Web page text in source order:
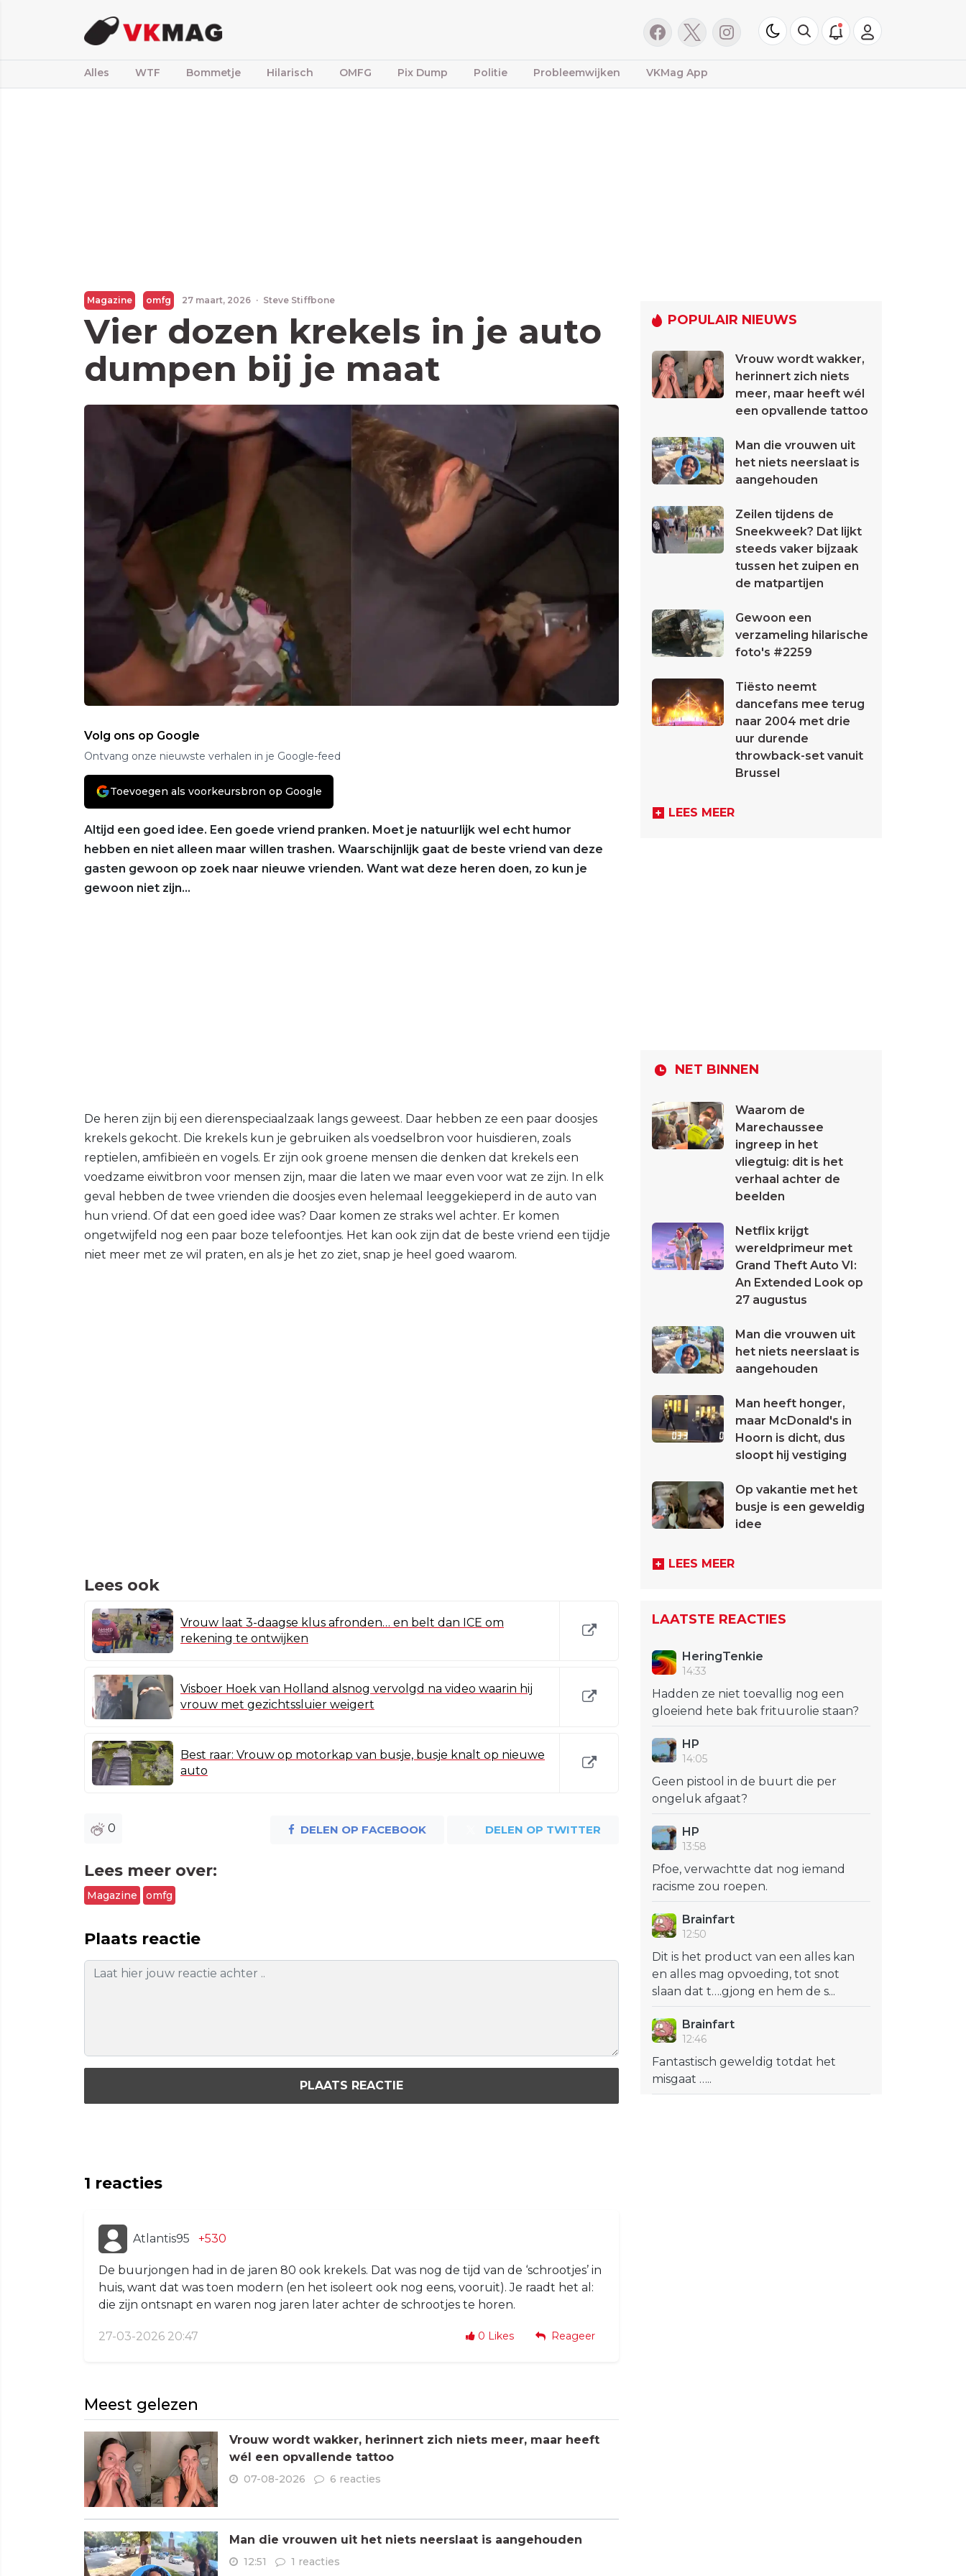
Alles WTF Bommetje Hilarisch OMFG Pix Dump Politie Probleemwijken VKMag App
Magazine omfg 27 maart, 2026 · Steve Stiffbone
Vier dozen krekels in je auto
dumpen bij je maat
Volg ons op Google
Ontvang onze nieuwste verhalen in je Google-feed
Toevoegen als voorkeursbron op Google
Altijd een goed idee. Een goede vriend pranken. Moet je natuurlijk wel echt humor
hebben en niet alleen maar willen trashen. Waarschijnlijk gaat de beste vriend van deze
gasten gewoon op zoek naar nieuwe vrienden. Want wat deze heren doen, zo kun je
gewoon niet zijn…
De heren zijn bij een dierenspeciaalzaak langs geweest. Daar hebben ze een paar doosjes
krekels gekocht. Die krekels kun je gebruiken als voedselbron voor huisdieren, zoals
reptielen, amfibieën en vogels. Er zijn ook groene mensen die denken dat krekels een
voedzame eiwitbron voor mensen zijn, maar die laten we maar even voor wat ze zijn. In elk
geval hebben de twee vrienden die doosjes even helemaal leeggekieperd in de auto van
hun vriend. Of dat een goed idee was? Daar komen ze straks wel achter. Er komen
ongetwijfeld nog een paar boze telefoontjes. Het kan ook zijn dat de beste vriend een tijdje
niet meer met ze wil praten, en als je het zo ziet, snap je heel goed waarom.
Lees ook
Vrouw laat 3-daagse klus afronden… en belt dan ICE om
rekening te ontwijken
Visboer Hoek van Holland alsnog vervolgd na video waarin hij
vrouw met gezichtssluier weigert
Best raar: Vrouw op motorkap van busje, busje knalt op nieuwe
auto
0 DELEN OP FACEBOOK DELEN OP TWITTER
Lees meer over:
Magazine omfg
Plaats reactie
PLAATS REACTIE
1 reacties
Atlantis95 +530
De buurjongen had in de jaren 80 ook krekels. Dat was nog de tijd van de ‘schrootjes’ in
huis, want dat was toen modern (en het isoleert ook nog eens, vooruit). Je raadt het al:
die zijn ontsnapt en waren nog jaren later achter de schrootjes te horen.
27-03-2026 20:47 0 Likes Reageer
Meest gelezen
Vrouw wordt wakker, herinnert zich niets meer, maar heeft
wél een opvallende tattoo
07-08-2026 6 reacties
Man die vrouwen uit het niets neerslaat is aangehouden
12:51 1 reacties
POPULAIR NIEUWS
Vrouw wordt wakker,
herinnert zich niets
meer, maar heeft wél
een opvallende tattoo
Man die vrouwen uit
het niets neerslaat is
aangehouden
Zeilen tijdens de
Sneekweek? Dat lijkt
steeds vaker bijzaak
tussen het zuipen en
de matpartijen
Gewoon een
verzameling hilarische
foto's #2259
Tiësto neemt
dancefans mee terug
naar 2004 met drie
uur durende
throwback-set vanuit
Brussel
LEES MEER
NET BINNEN
Waarom de
Marechaussee
ingreep in het
vliegtuig: dit is het
verhaal achter de
beelden
Netflix krijgt
wereldprimeur met
Grand Theft Auto VI:
An Extended Look op
27 augustus
Man die vrouwen uit
het niets neerslaat is
aangehouden
Man heeft honger,
maar McDonald's in
Hoorn is dicht, dus
sloopt hij vestiging
Op vakantie met het
busje is een geweldig
idee
LEES MEER
LAATSTE REACTIES
HeringTenkie
14:33
Hadden ze niet toevallig nog een
gloeiend hete bak frituurolie staan?
HP
14:05
Geen pistool in de buurt die per
ongeluk afgaat?
HP
13:58
Pfoe, verwachtte dat nog iemand
racisme zou roepen.
Brainfart
12:50
Dit is het product van een alles kan
en alles mag opvoeding, tot snot
slaan dat t….gjong en hem de s...
Brainfart
12:46
Fantastisch geweldig totdat het
misgaat …..